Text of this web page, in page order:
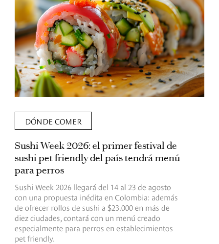
DÓNDE COMER
Sushi Week 2026: el primer festival de
sushi pet friendly del país tendrá menú
para perros
Sushi Week 2026 llegará del 14 al 23 de agosto
con una propuesta inédita en Colombia: además
de ofrecer rollos de sushi a $23.000 en más de
diez ciudades, contará con un menú creado
especialmente para perros en establecimientos
pet friendly.